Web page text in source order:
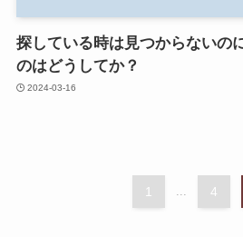
探している時は見つからないの
のはどうしてか？
2024-03-16
1 4